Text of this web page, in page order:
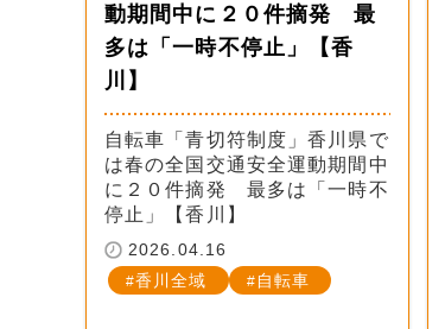
動期間中に２０件摘発 最
多は「一時不停止」【香
川】
自転車「青切符制度」香川県で
は春の全国交通安全運動期間中
に２０件摘発 最多は「一時不
停止」【香川】
2026.04.16
香川全域
自転車